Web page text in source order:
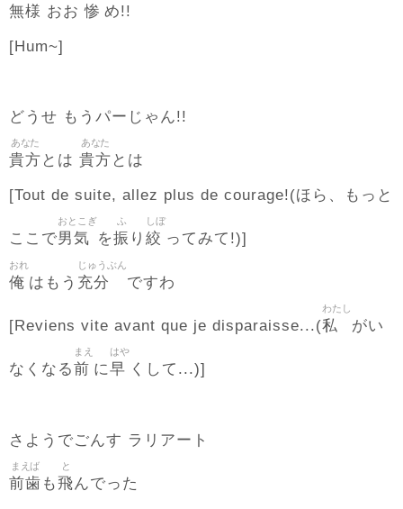
無様 おお惨 め!!
[Hum~]
どうせ もうパーじゃん!!
貴方
あなた
とは 貴方
あなた
とは
[Tout de suite, allez plus de courage!(ほら、もっと
ここで男気
おとこぎ
を振
ふ
り 絞
しぼ
ってみて!)]
俺
おれ
はもう 充分
じゅうぶん
ですわ
[Reviens vite avant que je disparaisse...(私
わたし
がい
なくなる前
まえ
に早
はや
くして...)]
さようでごんす ラリアート
前歯
まえば
も飛
と
んでった